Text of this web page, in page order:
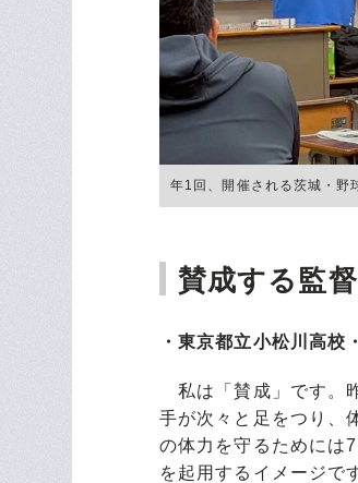
年1回、開催される茨城・
賛成する監
・東京都立小松川高校
私は「賛成」です。
手が次々と足をつり、
の体力を守るためには
を起用するイメージで